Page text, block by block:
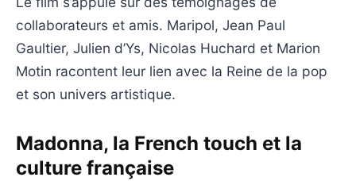
collaborateurs et amis. Maripol, Jean Paul
Gaultier, Julien d’Ys, Nicolas Huchard et Marion
Motin racontent leur lien avec la Reine de la pop
et son univers artistique.
Madonna, la French touch et la
culture française